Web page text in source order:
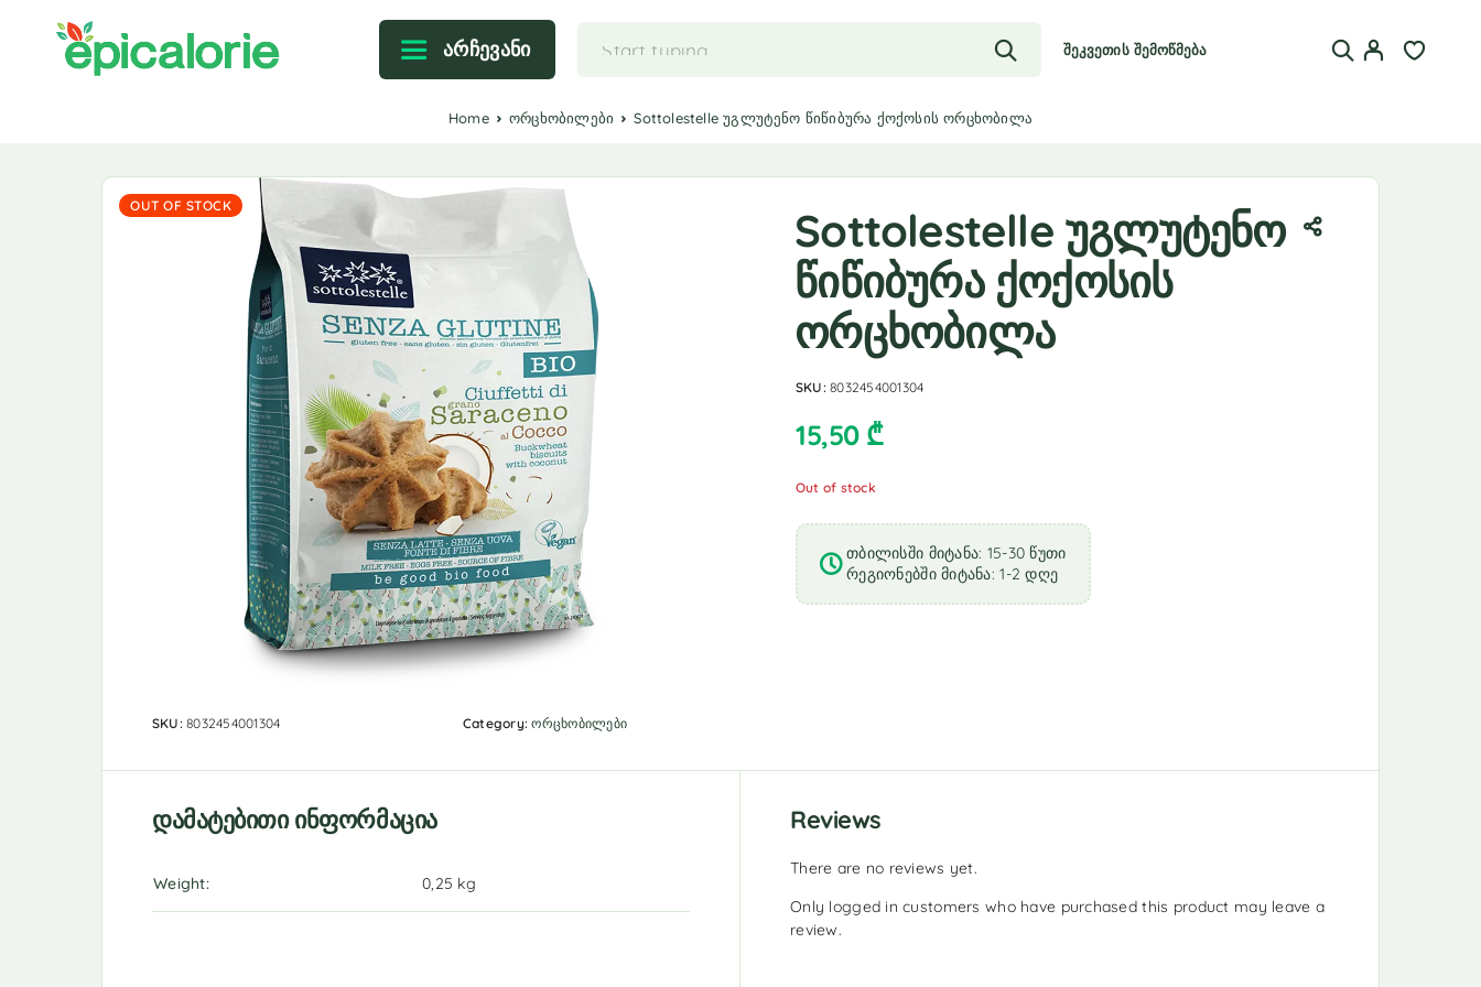
არჩევანი შეკვეთის შემოწმება
Home ორცხობილები Sottolestelle უგლუტენო წიწიბურა ქოქოსის ორცხობილა
OUT OF STOCK
SKU:8032454001304 Category:ორცხობილები
Sottolestelle უგლუტენო
წიწიბურა ქოქოსის
ორცხობილა
SKU:8032454001304
15,50 ₾
Out of stock
თბილისში მიტანა: 15-30 წუთი
რეგიონებში მიტანა: 1-2 დღე
დამატებითი ინფორმაცია
Weight 0,25 kg
Reviews
There are no reviews yet.
Only logged in customers who have purchased this product may leave a
review.